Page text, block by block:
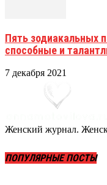
Пять зодиакальных
способные и
7 декабря 2021
Женский журнал.
ПОПУЛЯРНЫЕ ПОСТЫ